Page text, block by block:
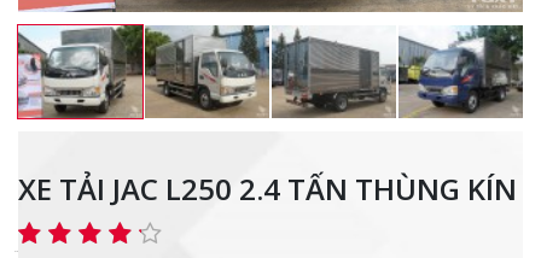
XE TẢI JAC L250 2.4 TẤN THÙNG KÍN